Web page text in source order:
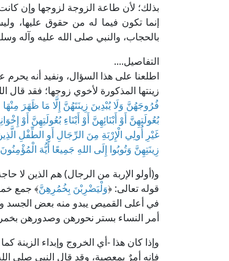
بذلك؛ لأن طاعة الزوجة لزوجها وإن
إنما تكون فيما له من حقوق عليها،
بالحجاب، والنبي صلى الله عليه وآله
التفاصيل....
اطلعنا على هذا السؤال، ونفيد أنه يحرم
زينتها المذكورة لأخوي زوجها؛ فقد قال
فُرُوجَهُنَّ وَلَا يُبْدِينَ زِينَتَهُنَّ إِلَّا مَا ظَهَرَ
بُعُولَتِهِنَّ أَوْ أَبْنَائِهِنَّ أَوْ أَبْنَاءِ بُعُولَتِهِنَّ أَوْ
غَيْرِ أُولِي الْإِرْبَةِ مِنَ الرِّجَالِ أَوِ الطِّفْلِ
زِينَتِهِنَّ وَتُوبُوا إِلَى اللهِ جَمِيعًا أَيُّهَ
و(أولو الإربة من الرجال) هم الذين لا
قوله تعالى: ﴿وَلْيَضْرِبْنَ بِخُمُرِهِنَّ﴾ جمع
في أعلى القميص يبدو منه بعض الجسد
أمر النساء بستر نحورهن وصدورهن
وإذا كان هذا -أي الخروج وإبداء الزينة
فإنه أمرٌ بمعصية، وقد قال النبي صلى